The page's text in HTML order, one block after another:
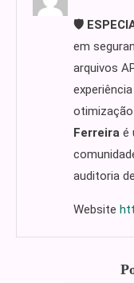
🛡️
em
arquivos
Ferreira é
auditoria
Website